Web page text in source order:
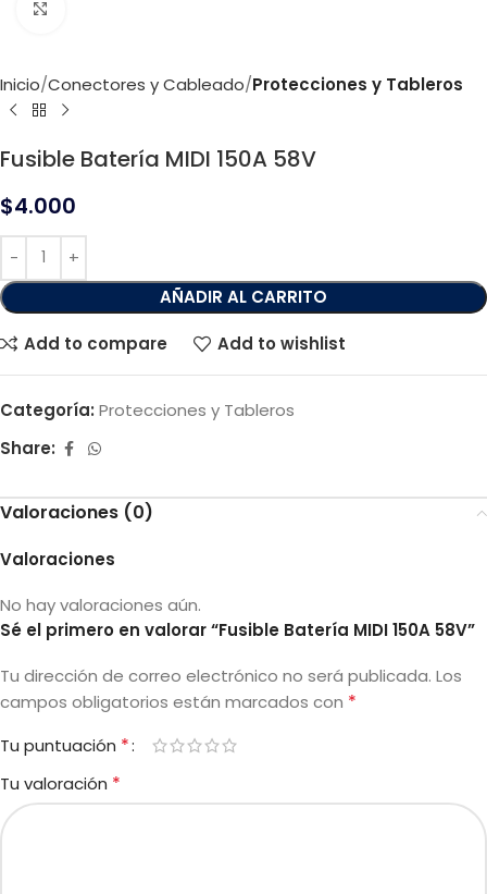
Inicio Conectores y Cableado Protecciones y Tableros
Fusible Batería MIDI 150A 58V
$4.000
AÑADIR AL CARRITO
Add to compare Add to wishlist
Categoría: Protecciones y Tableros
Share:
Valoraciones (0)
Valoraciones
No hay valoraciones aún.
Sé el primero en valorar “Fusible Batería MIDI 150A 58V”
Tu dirección de correo electrónico no será publicada. Los
campos obligatorios están marcados con *
Tu puntuación *
Tu valoración *